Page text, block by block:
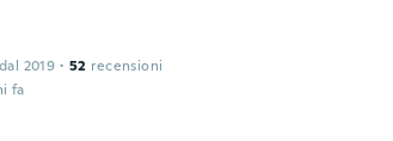
2019 · 52 recensioni
fa